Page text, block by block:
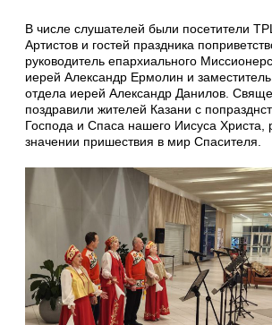
В числе слушателей были посетители
Артистов и гостей праздника
руководитель епархиального
иерей Александр Ермолин и
отдела иерей Александр Данилов.
поздравили жителей Казани с
Господа и Спаса нашего Иисуса Христа,
значении пришествия в мир Спасителя.